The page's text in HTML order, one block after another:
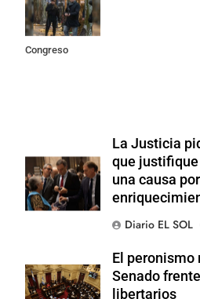
incidentes
frente al
Congreso
La Justicia
que
una causa
Diario EL SOL
El peronismo
Senado
libertarios